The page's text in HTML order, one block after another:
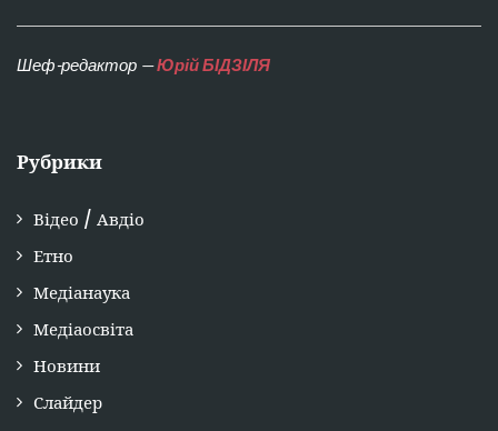
Шеф-редактор —Юрій БІДЗІЛЯ
Рубрики
Відео / Авдіо
Етно
Медіанаука
Медіаосвіта
Новини
Слайдер